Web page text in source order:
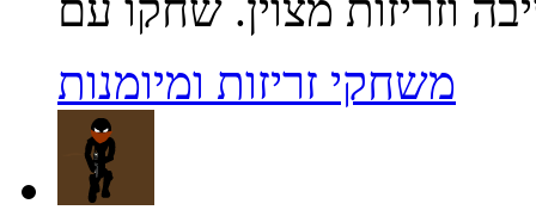
משחקי זריזות ומיומנות